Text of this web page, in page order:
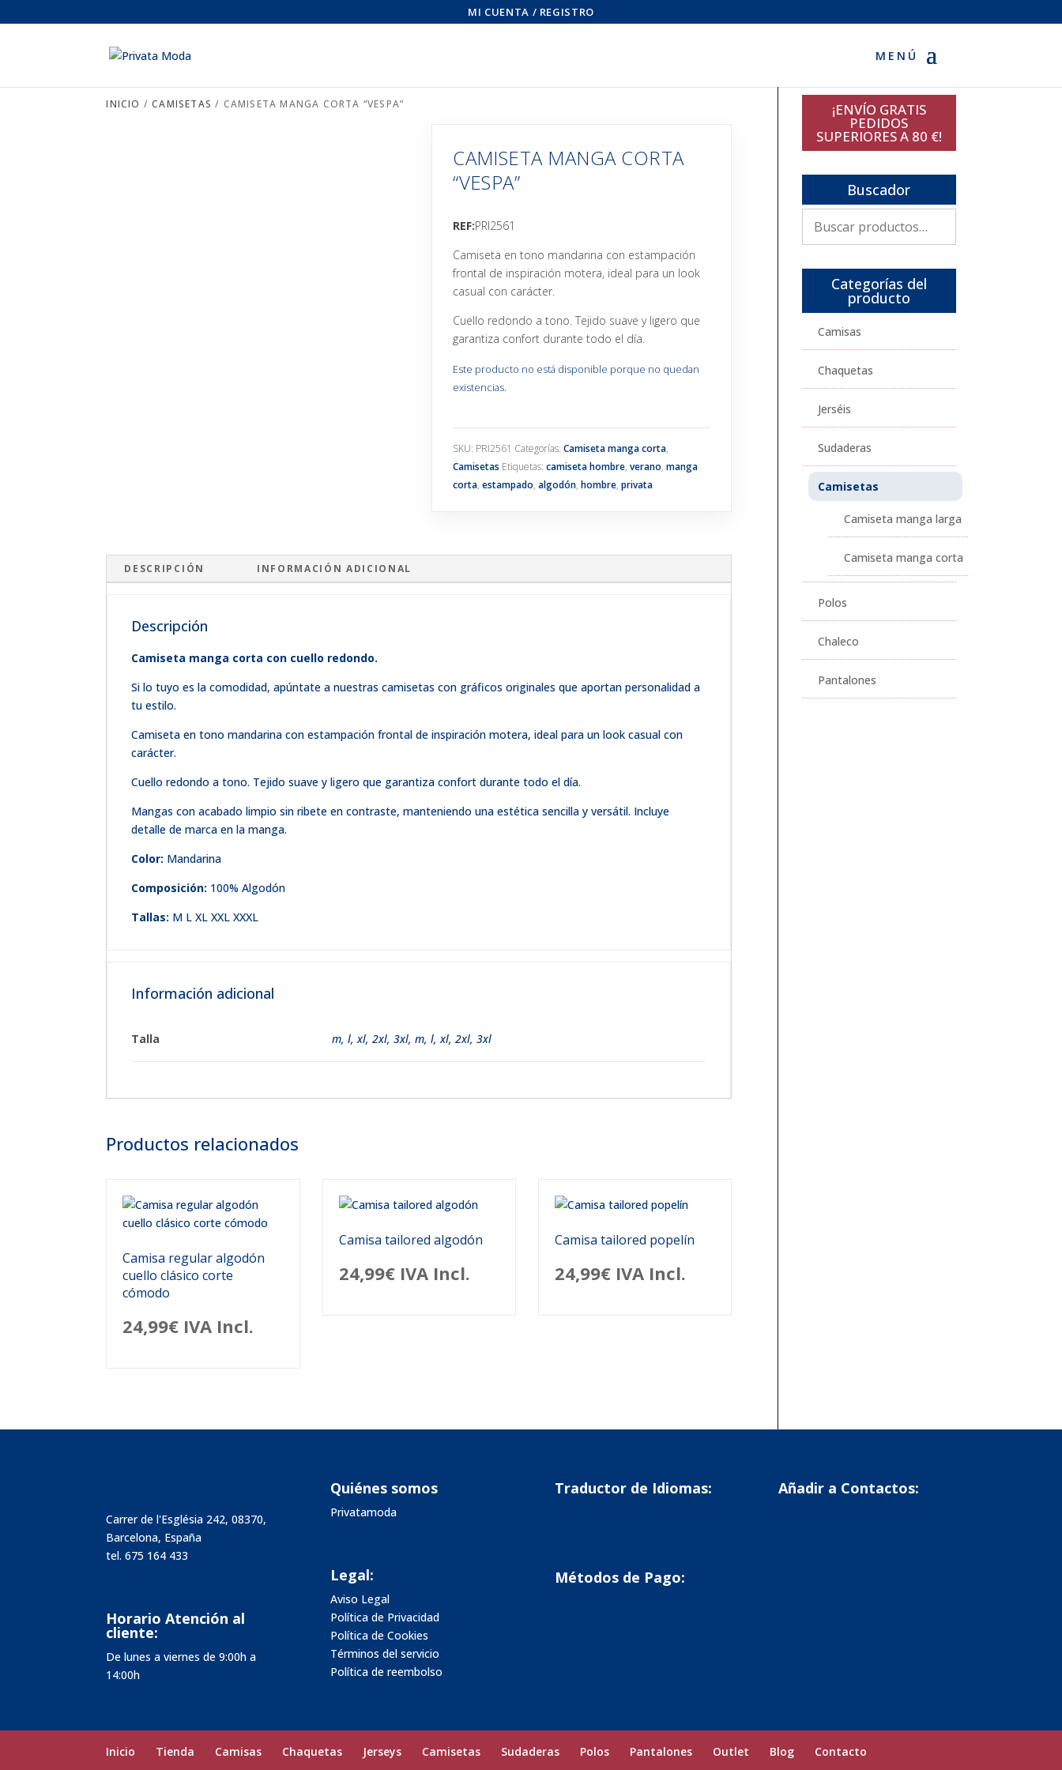
MI CUENTA / REGISTRO
INICIO /CAMISETAS / CAMISETA MANGA CORTA “VESPA”
CAMISETA MANGA CORTA
“VESPA”
REF:PRI2561
Camiseta en tono mandarina con estampación
frontal de inspiración motera, ideal para un look
casual con carácter.
Cuello redondo a tono. Tejido suave y ligero que
garantiza confort durante todo el día.
Este producto no está disponible porque no quedan
existencias.
SKU: PRI2561 Categorías:Camiseta manga corta,
Camisetas Etiquetas:camiseta hombre,verano,manga
corta,estampado,algodón,hombre,privata
DESCRIPCIÓN INFORMACIÓN ADICIONAL
Descripción
Camiseta manga corta con cuello redondo.
Si lo tuyo es la comodidad, apúntate a nuestras camisetas con gráficos originales que aportan personalidad a
tu estilo.
Camiseta en tono mandarina con estampación frontal de inspiración motera, ideal para un look casual con
carácter.
Cuello redondo a tono. Tejido suave y ligero que garantiza confort durante todo el día.
Mangas con acabado limpio sin ribete en contraste, manteniendo una estética sencilla y versátil. Incluye
detalle de marca en la manga.
Color: Mandarina
Composición: 100% Algodón
Tallas: M L XL XXL XXXL
Información adicional
Talla m,l,xl,2xl,3xl,m, l, xl, 2xl, 3xl
Productos relacionados
Camisa regular algodón
cuello clásico corte
cómodo
24,99€ IVA Incl.
Camisa tailored algodón
24,99€ IVA Incl.
Camisa tailored popelín
24,99€ IVA Incl.
¡ENVÍO GRATIS
PEDIDOS
SUPERIORES A 80 €!
Buscador
por:
Categorías del
producto
Camisas
Chaquetas
Jerséis
Sudaderas
Camisetas
Camiseta manga larga
Camiseta manga corta
Polos
Chaleco
Pantalones
Carrer de l'Església 242, 08370,
Barcelona, España
tel.675 164 433
Horario Atención al
cliente:
De lunes a viernes de 9:00h a
14:00h
Quiénes somos
Privatamoda
Legal:
Aviso Legal
Política de Privacidad
Política de Cookies
Términos del servicio
Política de reembolso
Traductor de Idiomas:
Métodos de Pago:
Añadir a Contactos:
Inicio Tienda Camisas Chaquetas Jerseys Camisetas Sudaderas Polos Pantalones Outlet Blog Contacto